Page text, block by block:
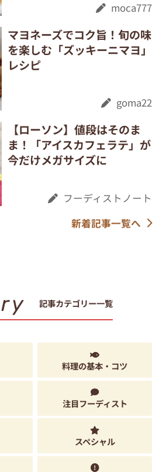
moca777
マヨネーズでコク旨！旬の味
を楽しむ「ズッキーニマヨ」
レシピ
goma22
【ローソン】値段はそのま
ま！「アイスカフェラテ」が
今だけメガサイズに
フーディストノート
新着記事一覧へ
記事カテゴリー一覧
料理の基本・コツ
注目フーディスト
スペシャル